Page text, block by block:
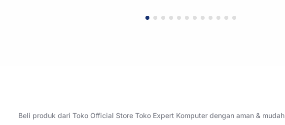
Beli produk dari Toko Official Store Toko Expert Komputer dengan aman & mudah